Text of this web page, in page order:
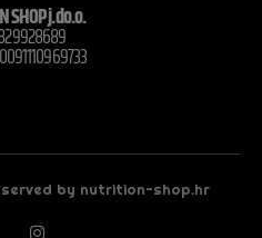
SHOP j.do.o.
by nutrition-shop.hr